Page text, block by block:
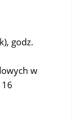
godz.
w